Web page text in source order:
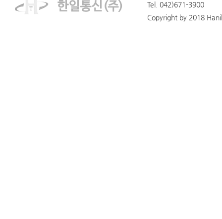
Tel. 042)671-3900
Copyright by 2018